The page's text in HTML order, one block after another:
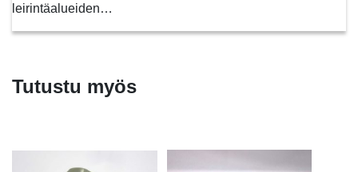
leirintäalueiden…
Tutustu myös